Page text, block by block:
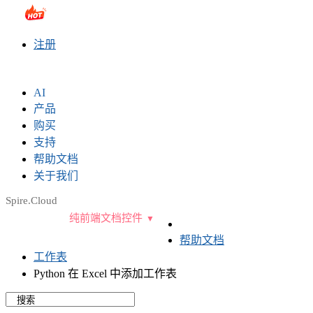
sales@e-iceblue.com
注册
AI
产品
购买
支持
帮助文档
关于我们
Spire.Cloud
纯前端文档控件
帮助文档
工作表
Python 在 Excel 中添加工作表